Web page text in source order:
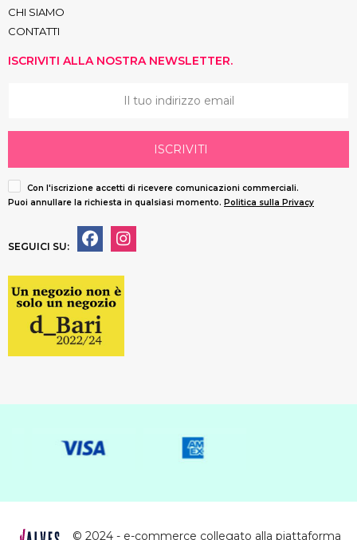
CHI SIAMO
CONTATTI
ISCRIVITI ALLA NOSTRA NEWSLETTER.
ISCRIVITI
Con l'iscrizione accetti di ricevere comunicazioni commerciali.
Puoi annullare la richiesta in qualsiasi momento. Politica sulla Privacy
SEGUICI SU:
© 2024 - e-commerce collegato alla piattaforma